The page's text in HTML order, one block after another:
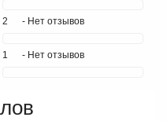
2 - Нет отзывов
1 - Нет отзывов